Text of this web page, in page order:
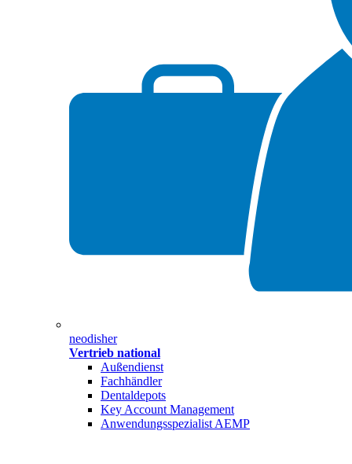
neodisher
Vertrieb national
Außendienst
Fachhändler
Dentaldepots
Key Account Management
Anwendungsspezialist AEMP